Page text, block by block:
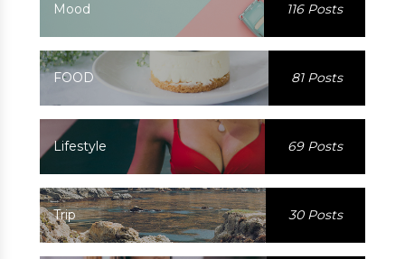
Mood 116 Posts
FOOD 81 Posts
Lifestyle 69 Posts
Trip 30 Posts